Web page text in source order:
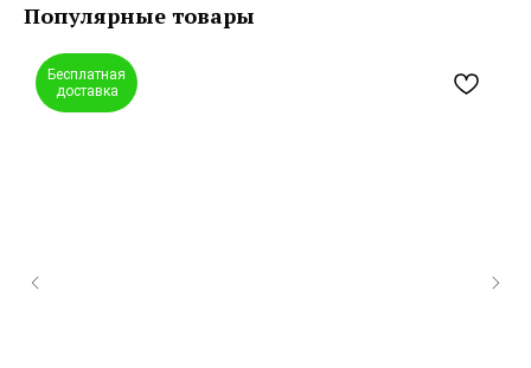
Популярные товары
Бесплатная
доставка